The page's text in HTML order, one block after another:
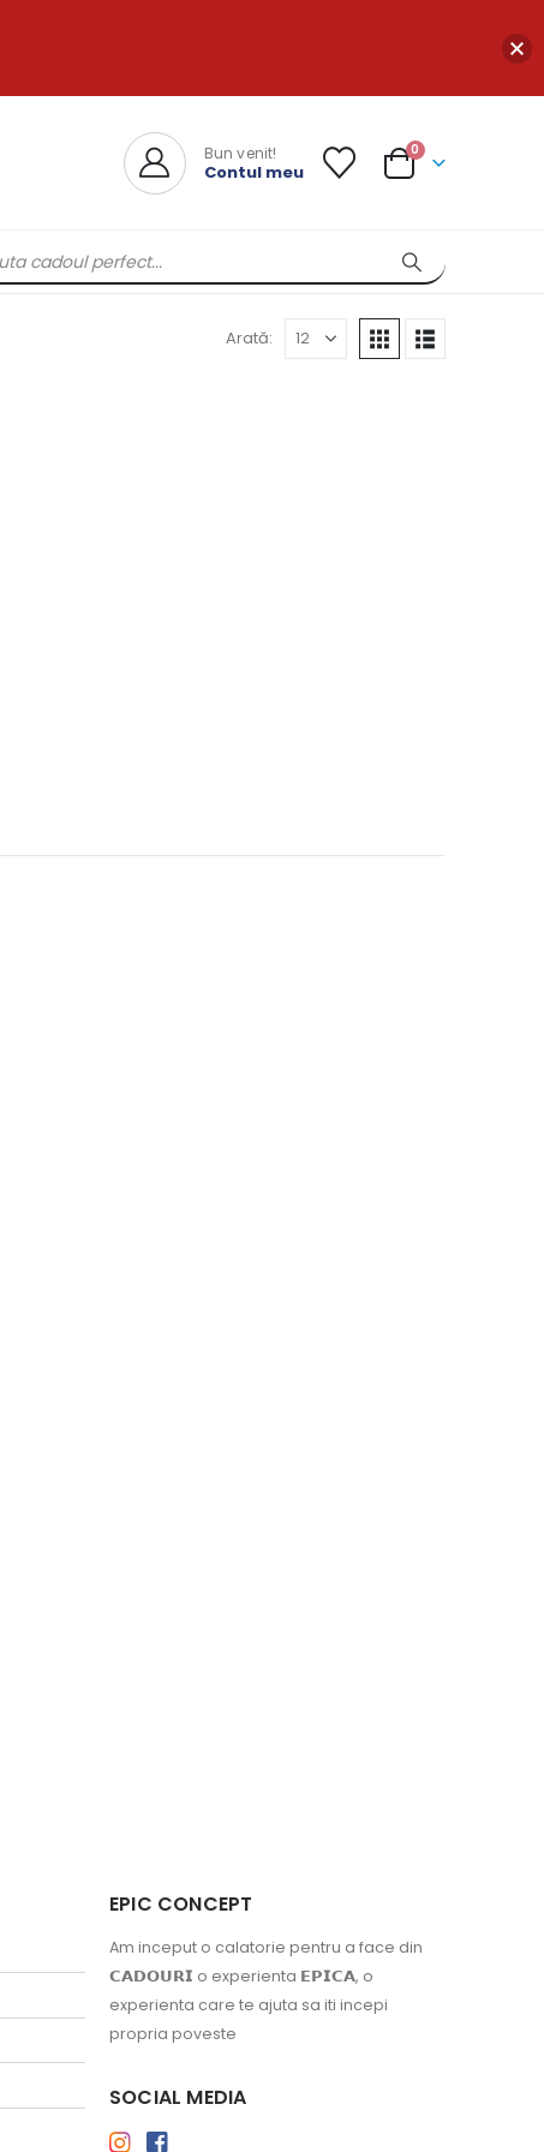
Bun venit!
Contul meu
0
Arată:
EPIC CONCEPT
Am inceput o calatorie pentru a face din
𝗖𝗔𝗗𝗢𝗨𝗥𝗜 o experienta 𝗘𝗣𝗜𝗖𝗔, o
experienta care te ajuta sa iti incepi
propria poveste
SOCIAL MEDIA